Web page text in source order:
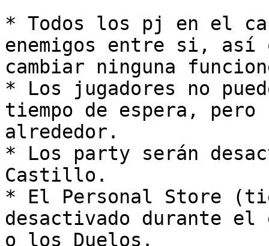
* Todos los pj en el
enemigos entre si, así
cambiar ninguna
* Los jugadores no
tiempo de espera, pero
alrededor.
* Los party serán
Castillo.
* El Personal Store
desactivado durante el
o los Duelos.